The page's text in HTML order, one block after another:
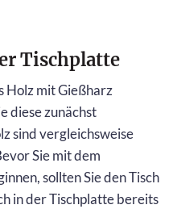
Tischplatte
Holz mit Gießharz
diese zunächst
sind vergleichsweise
Sie mit dem
sollten Sie den Tisch
in der Tischplatte bereits